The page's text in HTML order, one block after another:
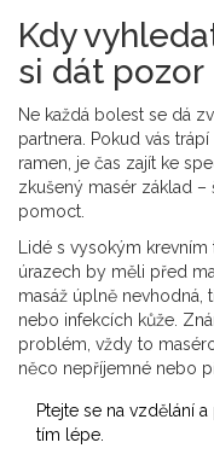
Kdy
si dát pozor
Ne každá bolest se dá
partnera. Pokud vás
ramen, je čas zajít ke
zkušený masér základ –
pomoct.
Lidé s vysokým
úrazech by měli před
masáž úplně nevhodná,
nebo infekcích kůže.
problém, vždy to
něco nepříjemné nebo
Ptejte se na vzdělání
tím lépe.